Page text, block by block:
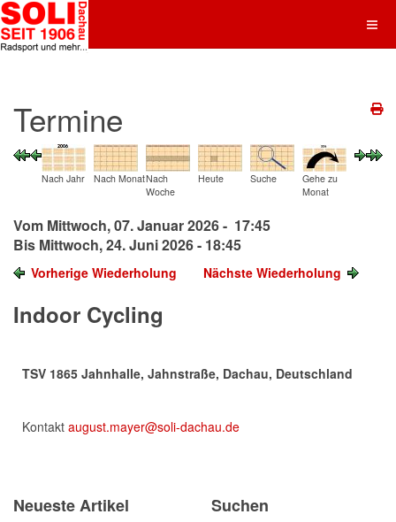
Termine
Nach Jahr Nach MonatNach
Woche
Heute Suche
Gehe zu
Monat
Vom Mittwoch, 07. Januar 2026 - 17:45
Bis Mittwoch, 24. Juni 2026 - 18:45
Vorherige Wiederholung Nächste Wiederholung
Indoor Cycling
TSV 1865 Jahnhalle, Jahnstraße, Dachau, Deutschland
Kontakt august.mayer@soli-dachau.de
Neueste Artikel Suchen